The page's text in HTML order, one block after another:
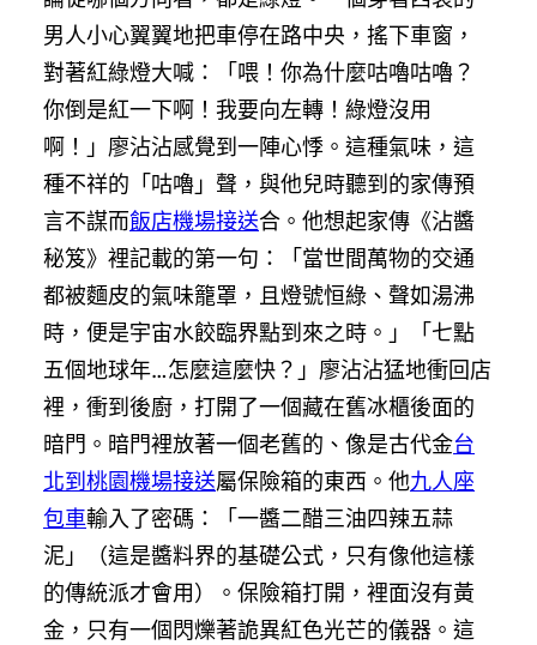
男人小心翼翼地把車停在路中央，搖下車窗，
對著紅綠燈大喊：「喂！你為什麼咕嚕咕嚕？
你倒是紅一下啊！我要向左轉！綠燈沒用
啊！」廖沾沾感覺到一陣心悸。這種氣味，這
種不祥的「咕嚕」聲，與他兒時聽到的家傳預
言不謀而飯店機場接送合。他想起家傳《沾醬
秘笈》裡記載的第一句：「當世間萬物的交通
都被麵皮的氣味籠罩，且燈號恒綠、聲如湯沸
時，便是宇宙水餃臨界點到來之時。」「七點
五個地球年…怎麼這麼快？」廖沾沾猛地衝回店
裡，衝到後廚，打開了一個藏在舊冰櫃後面的
暗門。暗門裡放著一個老舊的、像是古代金台
北到桃園機場接送屬保險箱的東西。他九人座
包車輸入了密碼：「一醬二醋三油四辣五蒜
泥」（這是醬料界的基礎公式，只有像他這樣
的傳統派才會用）。保險箱打開，裡面沒有黃
金，只有一個閃爍著詭異紅色光芒的儀器。這